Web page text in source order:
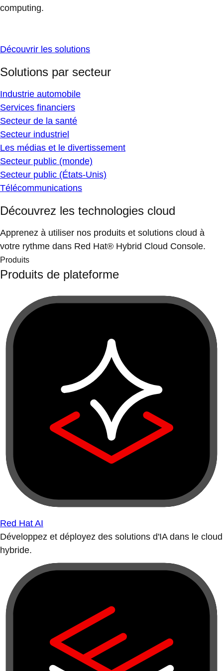
computing.
Découvrir les solutions
Solutions par secteur
Industrie automobile
Services financiers
Secteur de la santé
Secteur industriel
Les médias et le divertissement
Secteur public (monde)
Secteur public (États-Unis)
Télécommunications
Découvrez les technologies cloud
Apprenez à utiliser nos produits et solutions cloud à
votre rythme dans Red Hat® Hybrid Cloud Console.
Produits
Produits de plateforme
Red Hat AI
Développez et déployez des solutions d'IA dans le cloud
hybride.